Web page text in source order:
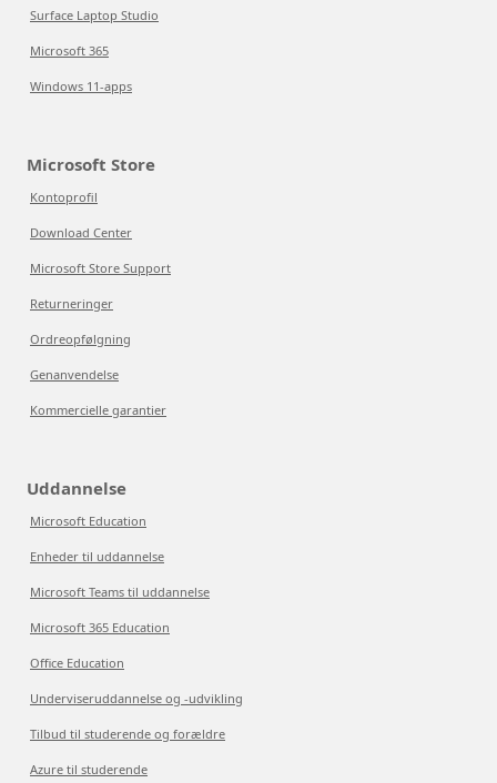
Surface Laptop Studio
Microsoft 365
Windows 11-apps
Microsoft Store
Kontoprofil
Download Center
Microsoft Store Support
Returneringer
Ordreopfølgning
Genanvendelse
Kommercielle garantier
Uddannelse
Microsoft Education
Enheder til uddannelse
Microsoft Teams til uddannelse
Microsoft 365 Education
Office Education
Underviseruddannelse og -udvikling
Tilbud til studerende og forældre
Azure til studerende